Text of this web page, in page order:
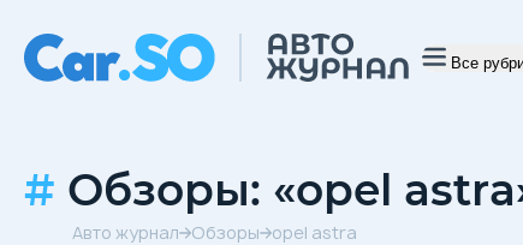
Все
Обзоры: «opel
Авто журнал Обзоры opel astra